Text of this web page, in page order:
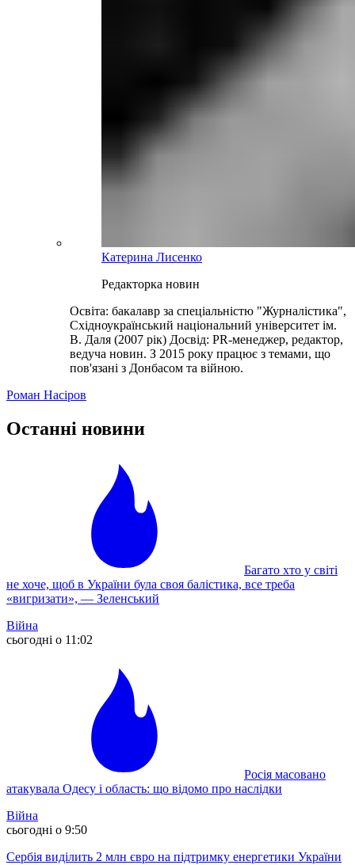
Катерина Лисенко
Редакторка новин
Освіта: бакалавр за спеціальністю "Журналістика",
Східноукраїнський національний університет ім.
В. Даля (2007 рік) Досвід: PR-менеджер, редактор,
ведуча новин. З 2015 року працює з темами, що
пов'язані з Донбасом та війною.
Роман Насіров
Останні новини
Багато хто у світі
не хоче, щоб в України була своя балістика, все треба
«вигризати», — Зеленський
Війна
сьогодні о 11:02
Росія масовано
атакувала Одесу і область: що відомо про наслідки
Війна
сьогодні о 9:50
Сербія виділить 2 млн євро на підтримку енергетики України